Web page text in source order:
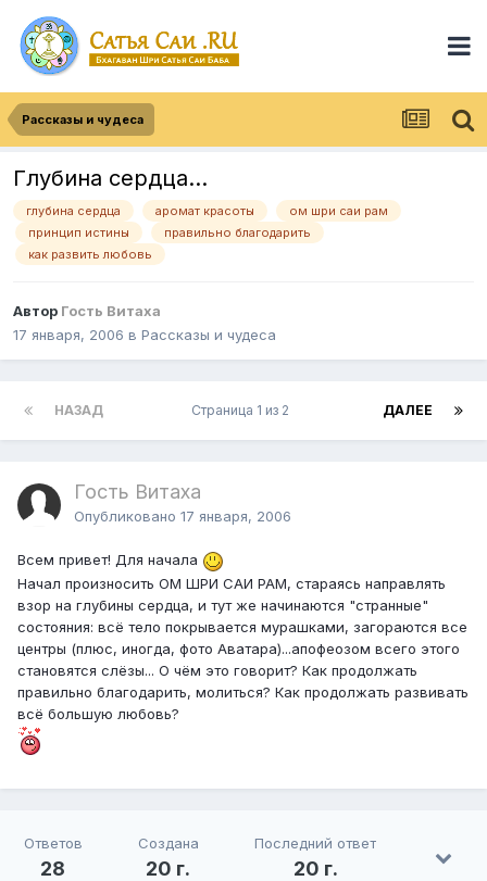
Рассказы и чудеса
Глубина сердца...
глубина сердца аромат красоты
ом шри саи рам
принцип истины
правильно благодарить
как развить любовь
Автор Гость Витаха
17 января, 2006 в Рассказы и чудеса
НАЗАД ДАЛЕЕ
Страница 1 из 2
Гость Витаха
Опубликовано 17 января, 2006
Всем привет! Для начала
Начал произносить ОМ ШРИ САИ РАМ, стараясь направлять
взор на глубины сердца, и тут же начинаются "странные"
состояния: всё тело покрывается мурашками, загораются все
центры (плюс, иногда, фото Аватара)...апофеозом всего этого
становятся слёзы... О чём это говорит? Как продолжать
правильно благодарить, молиться? Как продолжать развивать
всё большую любовь?
Ответов
28
Создана
20 г.
Последний ответ
20 г.